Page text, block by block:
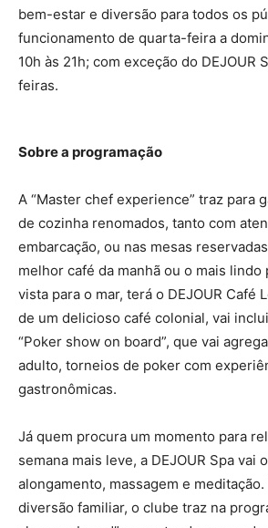
bem-estar e diversão para todos os
funcionamento de quarta-feira a
10h às 21h; com exceção do DEJOUR
feiras.
Sobre a programação
A “Master chef experience” traz para
de cozinha renomados, tanto com
embarcação, ou nas mesas
melhor café da manhã ou o mais lindo
vista para o mar, terá o DEJOUR Café
de um delicioso café colonial, vai
“Poker show on board”, que vai
adulto, torneios de poker com
gastronômicas.
Já quem procura um momento para
semana mais leve, a DEJOUR Spa vai
alongamento, massagem e
diversão familiar, o clube traz na